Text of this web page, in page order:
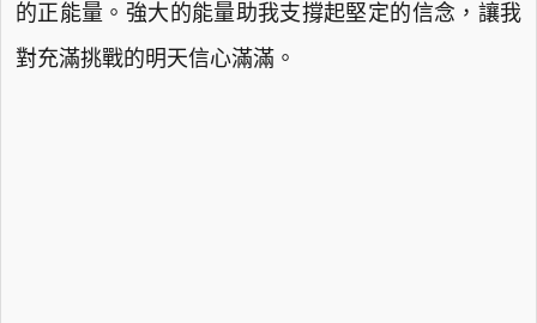
的正能量。強大的能量助我支撐起堅定的信念，讓我
對充滿挑戰的明天信心滿滿。